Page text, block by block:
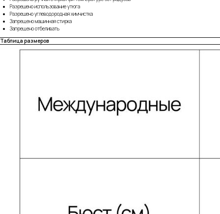
Разрешено использование утюга
Разрешено углеводородная химчистка
Запрещено машинная стирка
Запрещено отбеливать
Таблица размеров